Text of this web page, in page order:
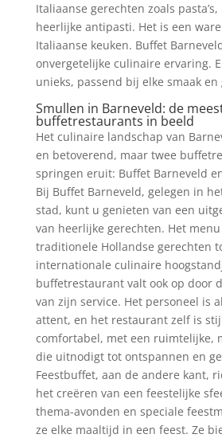
Italiaanse gerechten zoals
heerlijke antipasti. Het is een
Italiaanse keuken. Buffet
onvergetelijke culinaire ervaring.
unieks, passend bij elke smaak
Smullen in Barneveld: de
buffetrestaurants in beeld
Het culinaire landschap van
en betoverend, maar twee
springen eruit: Buffet Barneveld
Bij Buffet Barneveld, gelegen in
stad, kunt u genieten van een
van heerlijke gerechten. Het
traditionele Hollandse gerechten
internationale culinaire
buffetrestaurant valt ook op door
van zijn service. Het personeel is
attent, en het restaurant zelf is
comfortabel, met een ruimtelijke,
die uitnodigt tot ontspannen en
Feestbuffet, aan de andere kant,
het creëren van een feestelijke
thema-avonden en speciale
ze elke maaltijd in een feest. Ze